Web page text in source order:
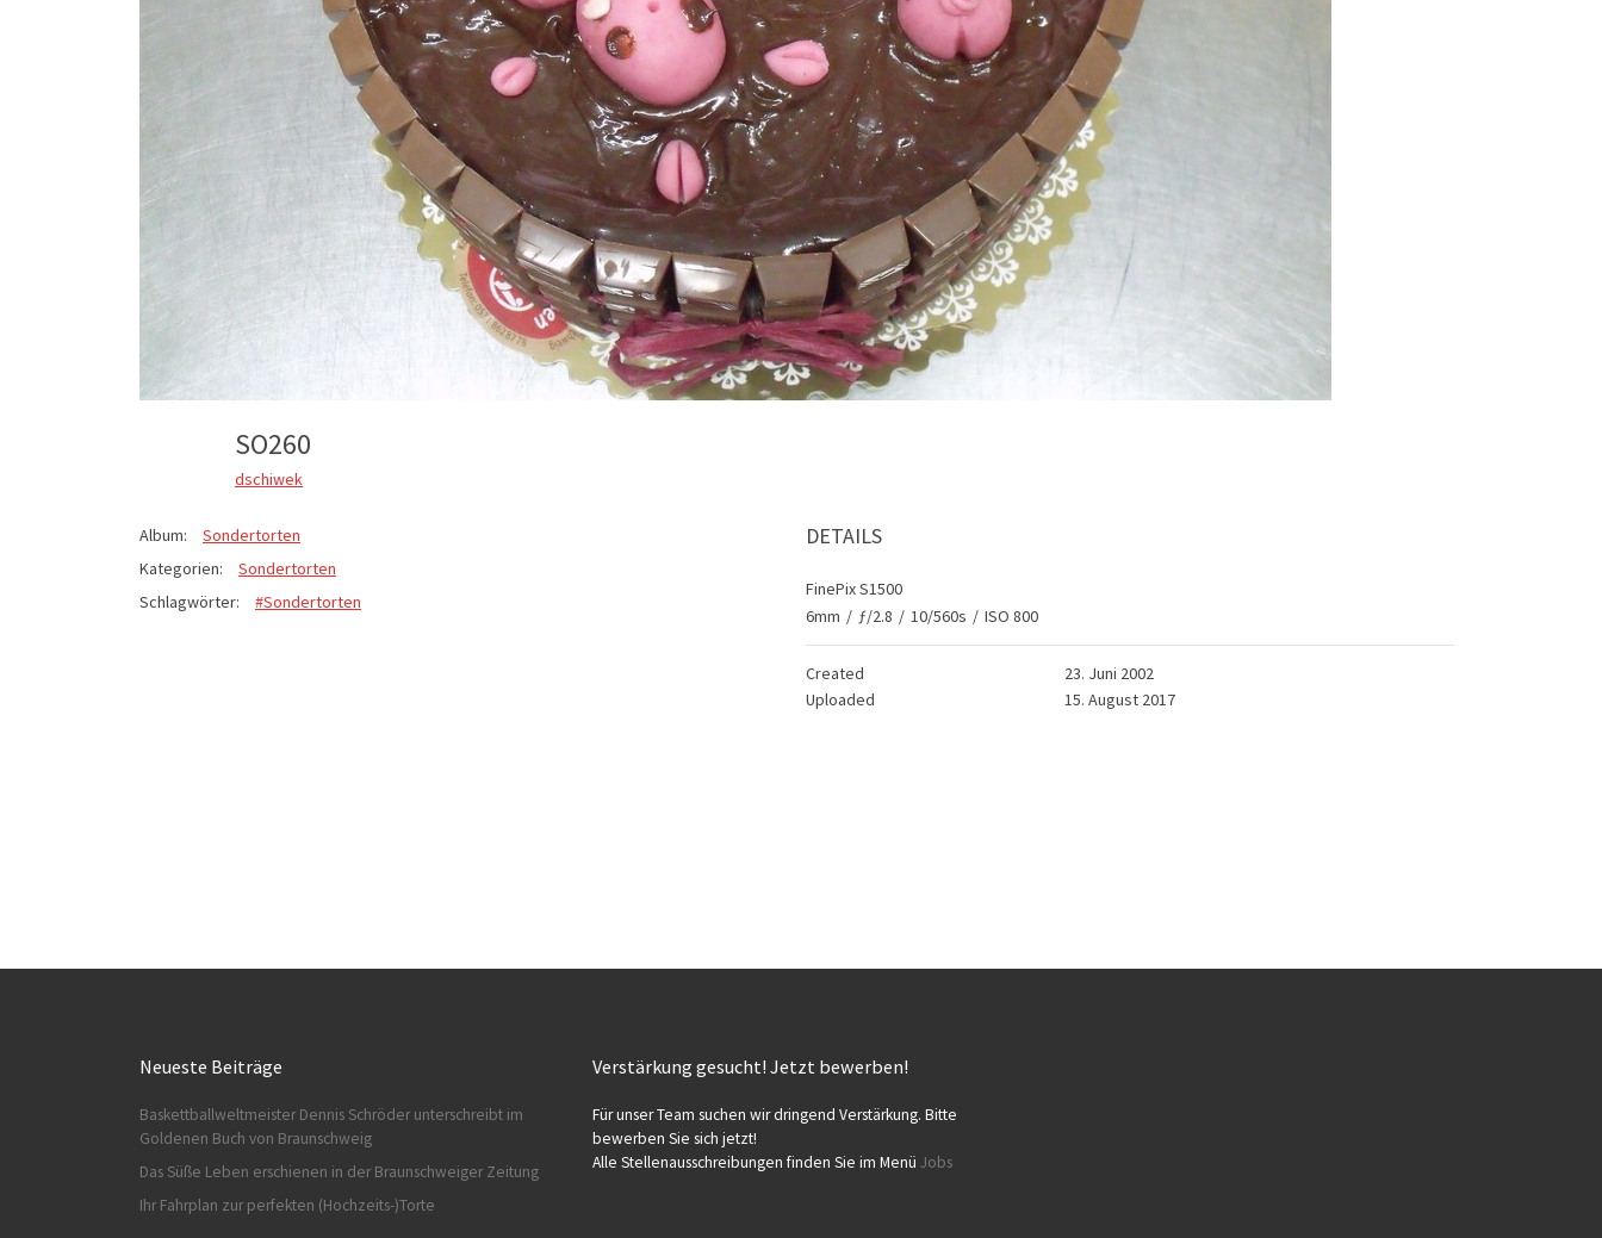
SO260
dschiwek
Album:
Sondertorten
Kategorien:
Sondertorten
Schlagwörter:
#Sondertorten
DETAILS
FinePix S1500
6mm / ƒ/2.8 / 10/560s / ISO 800
Created
23. Juni 2002
Uploaded
15. August 2017
Neueste Beiträge
Baskettballweltmeister Dennis Schröder unterschreibt im
Goldenen Buch von Braunschweig
Das Süße Leben erschienen in der Braunschweiger Zeitung
Ihr Fahrplan zur perfekten (Hochzeits-)Torte
Verstärkung gesucht! Jetzt bewerben!
Für unser Team suchen wir dringend Verstärkung. Bitte
bewerben Sie sich jetzt!
Alle Stellenausschreibungen finden Sie im Menü Jobs